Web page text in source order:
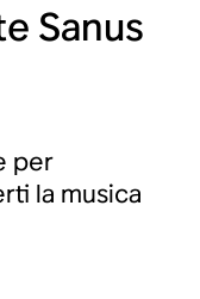
Sanus
per
la musica